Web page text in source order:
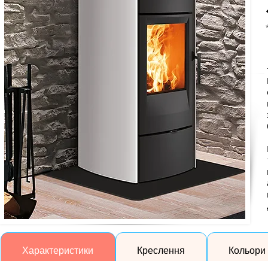
Характеристики Креслення Кольори